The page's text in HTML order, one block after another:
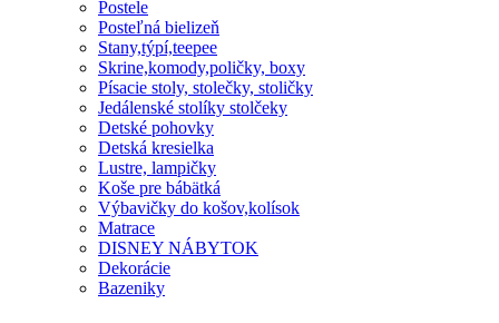
Postele
Posteľná bielizeň
Stany,týpí,teepee
Skrine,komody,poličky, boxy
Písacie stoly, stolečky, stoličky
Jedálenské stolíky stolčeky
Detské pohovky
Detská kresielka
Lustre, lampičky
Koše pre bábätká
Výbavičky do košov,kolísok
Matrace
DISNEY NÁBYTOK
Dekorácie
Bazeniky